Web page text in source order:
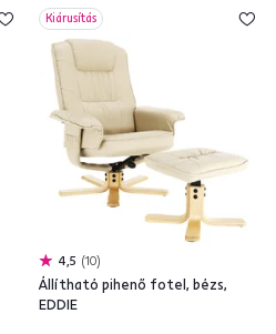
Kiárusítás
4,5 10
Állítható pihenő fotel, bézs,
EDDIE